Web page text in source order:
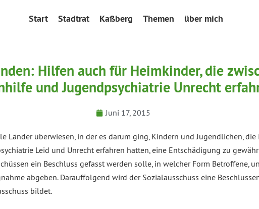
Start Stadtrat Kaßberg Themen über mich
Hilfen auch für Heimkinder, die
und Jugendpsychiatrie Unrecht
Juni 17, 2015
Länder überwiesen, in der es darum ging, Kindern und Jugendlichen,
Leid und Unrecht erfahren hatten, eine Entschädigung zu
ein Beschluss gefasst werden solle, in welcher Form Betroffene,
abgeben. Darauffolgend wird der Sozialausschuss eine
bildet.